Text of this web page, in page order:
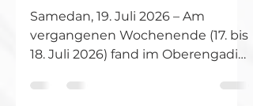
Oberengadin
Samedan, 19. Juli 2026 – Am
vergangenen Wochenende (17. bis
18. Juli 2026) fand im Oberengadin